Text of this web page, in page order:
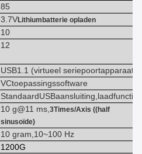
85
3.7VLithiumbatterie opladen
10
12
USB1.1 (virtueel seriepoortapparaat)
VCtoepassingssoftware
StandaardUSBaansluiting,laadfunctie
10 g@11 ms,3Times/Axis ((half
sinusoïde)
10 gram,10~100 Hz
1200G